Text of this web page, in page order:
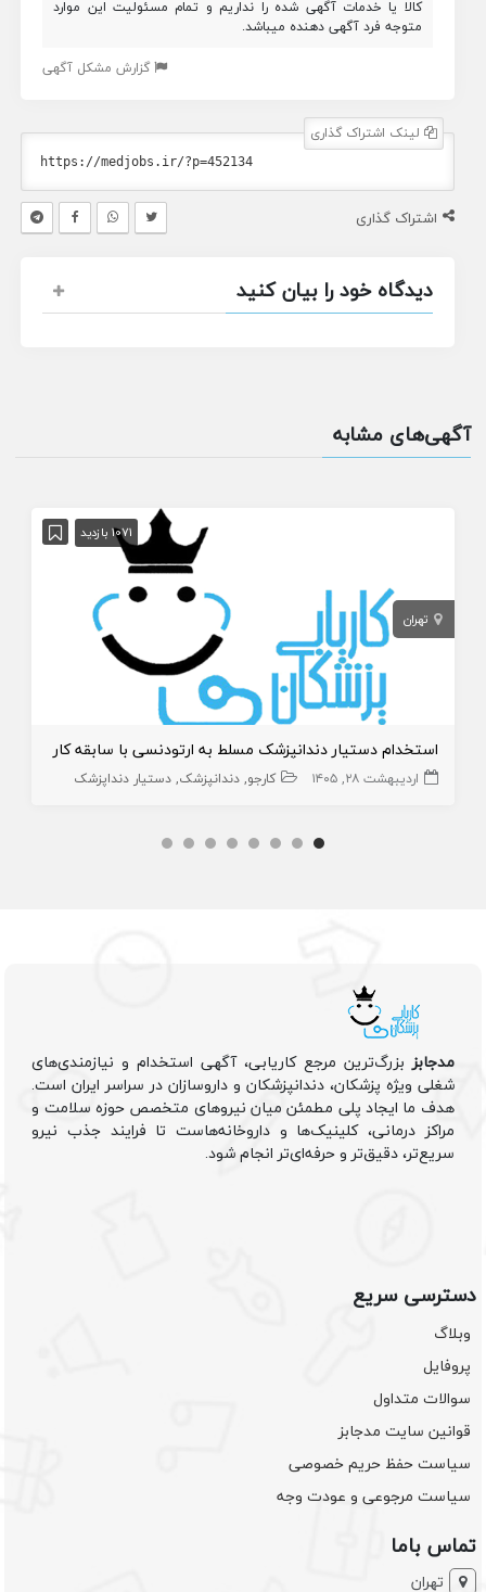
کالا یا خدمات آگهی شده را نداریم و تمام مسئولیت این موارد
متوجه فرد آگهی دهنده میباشد.
گزارش مشکل آگهی
لینک اشتراک گذاری
اشتراک گذاری
دیدگاه خود را بیان کنید
آگهی‌های مشابه
1071 بازدید
تهران
استخدام دستیار دندانپزشک مسلط به ارتودنسی با سابقه کار
اردیبهشت ۲۸, ۱۴۰۵ کارجو دندانپزشک دستیار دنداپزشک
مدجابزبزرگ‌ترین مرجع کاریابی، آگهی استخدام و نیازمندی‌های
شغلی ویژه پزشکان، دندانپزشکان و داروسازان در سراسر ایران است.
هدف ما ایجاد پلی مطمئن میان نیروهای متخصص حوزه سلامت و
مراکز درمانی، کلینیک‌ها و داروخانه‌هاست تا فرایند جذب نیرو
سریع‌تر، دقیق‌تر و حرفه‌ای‌تر انجام شود.
دسترسی سریع
وبلاگ
پروفایل
سوالات متداول
قوانین سایت مدجابز
سیاست حفظ حریم خصوصی
سیاست مرجوعی و عودت وجه
تماس باما
تهران